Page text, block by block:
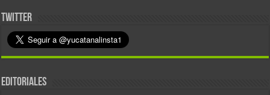
TWITTER
EDITORIALES